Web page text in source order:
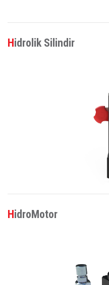
Hidrolik Silindir
HidroMotor